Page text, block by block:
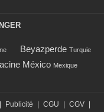
Beyazperde Turquie
México Mexique
| Publicité | CGU | CGV |